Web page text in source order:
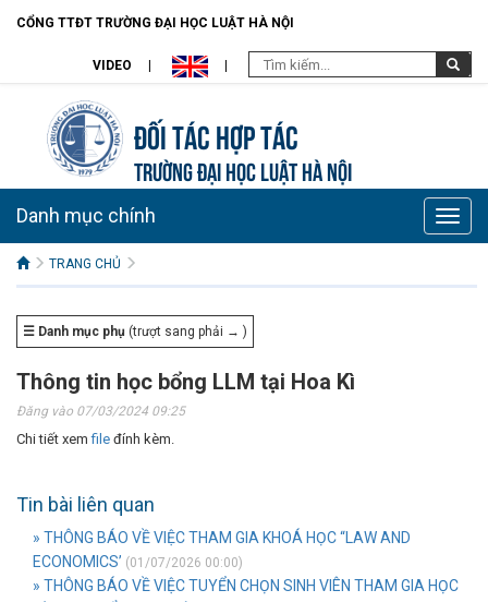
CỔNG TTĐT TRƯỜNG ĐẠI HỌC LUẬT HÀ NỘI
VIDEO
Đối tác hợp tác
TRƯỜNG ĐẠI HỌC LUẬT HÀ NỘI
Toggle
Danh mục chính
TRANG CHỦ
☰ Danh mục phụ (trượt sang phải → )
Thông tin học bổng LLM tại Hoa Kì
Đăng vào 07/03/2024 09:25
Chi tiết xemfile đính kèm.
Tin bài liên quan
» THÔNG BÁO VỀ VIỆC THAM GIA KHOÁ HỌC “LAW AND
ECONOMICS’ (01/07/2026 00:00)
» THÔNG BÁO VỀ VIỆC TUYỂN CHỌN SINH VIÊN THAM GIA HỌC